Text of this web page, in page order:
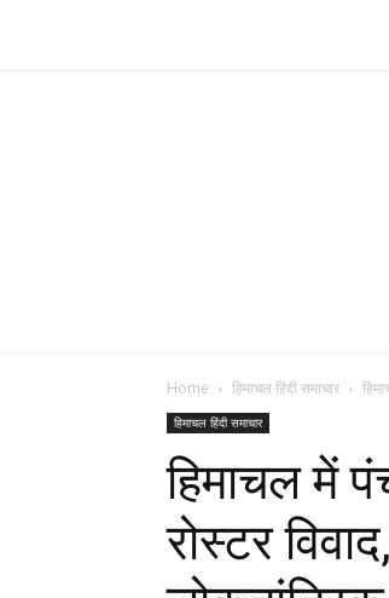
Home हिमाचल हिंदी समाचार
हिमाचल हिंदी समाचार
हिमाचल में
रोस्टर